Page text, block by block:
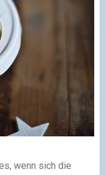
wenn sich die